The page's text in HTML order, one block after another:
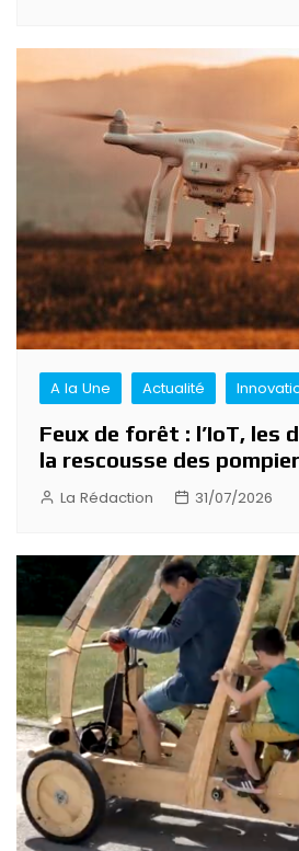
A la Une Actualité
Feux de forêt : l’IoT, les
la rescousse des
La Rédaction 31/07/2026